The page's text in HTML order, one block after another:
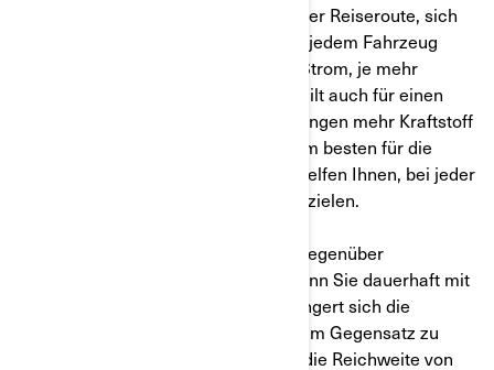
Versuchen Sie bei der Planung Ihrer Reiseroute, sich
an flache Straßen zu halten. Wie bei jedem Fahrzeug
verbraucht die Batterie umso mehr Strom, je mehr
Höhenmeter Sie zurücklegen. Dies gilt auch für einen
herkömmlichen Motor, der an Steigungen mehr Kraftstoff
verbraucht. Flachere Straßen sind am besten für die
Effizienz des Elektrofahrzeugs und helfen Ihnen, bei jeder
Fahrt die maximale Reichweite zu erzielen.
Bevorzugung von Nebenstraßen gegenüber
Autobahnen und Schnellstraßen. Wenn Sie dauerhaft mit
hoher Geschwindigkeit fahren, verringert sich die
Reichweite Ihrer Batterie erheblich. Im Gegensatz zu
einem herkömmlichen Fahrzeug ist die Reichweite von